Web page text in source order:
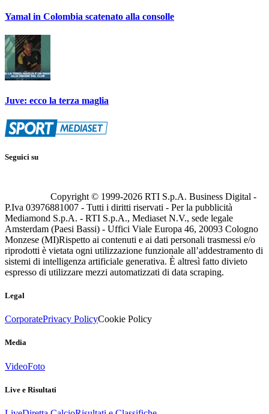
Yamal in Colombia scatenato alla consolle
Juve: ecco la terza maglia
Seguici su
Copyright © 1999-2026 RTI S.p.A. Business Digital -
P.Iva 03976881007 - Tutti i diritti riservati - Per la pubblicità
Mediamond S.p.A. - RTI S.p.A., Mediaset N.V., sede legale
Amsterdam (Paesi Bassi) - Uffici Viale Europa 46, 20093 Cologno
Monzese (MI)Rispetto ai contenuti e ai dati personali trasmessi e/o
riprodotti è vietata ogni utilizzazione funzionale all’addestramento di
sistemi di intelligenza artificiale generativa. È altresì fatto divieto
espresso di utilizzare mezzi automatizzati di data scraping.
Legal
CorporatePrivacy PolicyCookie Policy
Media
VideoFoto
Live e Risultati